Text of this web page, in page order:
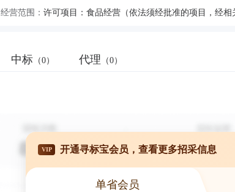
经营范围：
中标 （0） 代理 （0）
VIP 开通寻标宝会员，查看更多招采信息
单省会员